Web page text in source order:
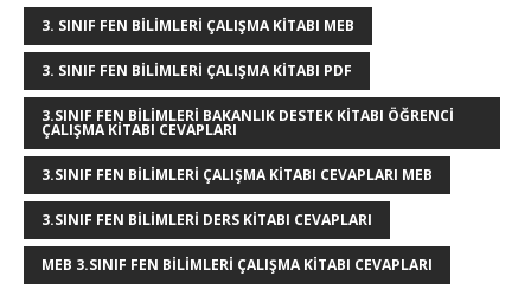
r st o
o
k
n p
p
r
3. SINIF FEN BILIMLERI ÇALIŞMA KITABI MEB
3. SINIF FEN BILIMLERI ÇALIŞMA KITABI PDF
3.SINIF FEN BILIMLERI BAKANLIK DESTEK KITABI ÖĞRENCI
ÇALIŞMA KITABI CEVAPLARI
3.SINIF FEN BILIMLERI ÇALIŞMA KITABI CEVAPLARI MEB
3.SINIF FEN BILIMLERI DERS KITABI CEVAPLARI
MEB 3.SINIF FEN BILIMLERI ÇALIŞMA KITABI CEVAPLARI